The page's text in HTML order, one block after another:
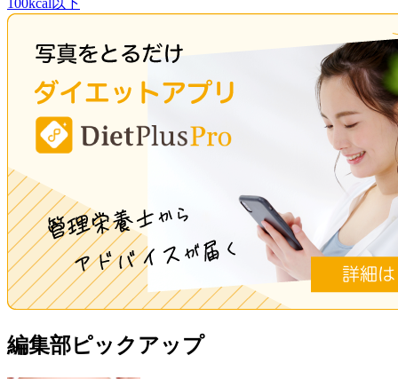
100kcal以下
編集部ピックアップ